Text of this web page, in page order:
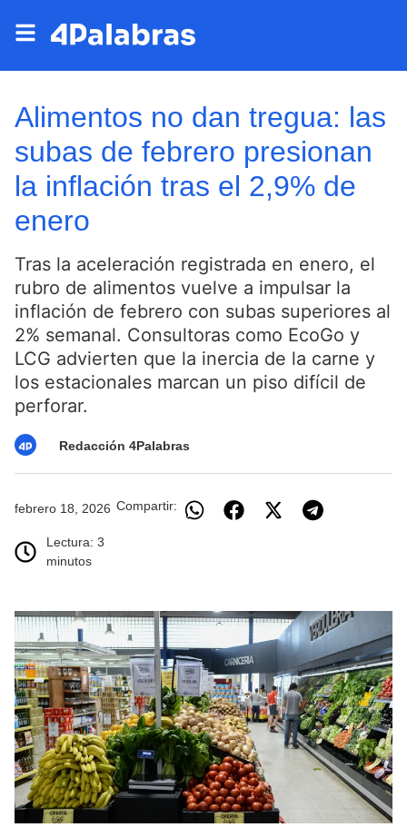
Alimentos no dan tregua: las
subas de febrero presionan
la inflación tras el 2,9% de
enero
Tras la aceleración registrada en enero, el
rubro de alimentos vuelve a impulsar la
inflación de febrero con subas superiores al
2% semanal. Consultoras como EcoGo y
LCG advierten que la inercia de la carne y
los estacionales marcan un piso difícil de
perforar.
Redacción 4Palabras
febrero 18, 2026
Lectura: 3
minutos
Compartir: